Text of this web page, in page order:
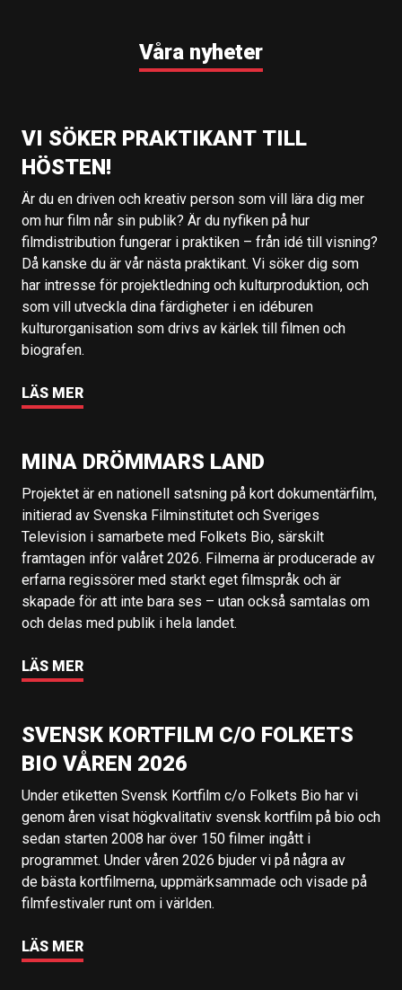
Våra nyheter
VI SÖKER PRAKTIKANT TILL
HÖSTEN!
Är du en driven och kreativ person som vill lära dig mer
om hur film når sin publik? Är du nyfiken på hur
filmdistribution fungerar i praktiken – från idé till visning?
Då kanske du är vår nästa praktikant. Vi söker dig som
har intresse för projektledning och kulturproduktion, och
som vill utveckla dina färdigheter i en idéburen
kulturorganisation som drivs av kärlek till filmen och
biografen.
LÄS MER
MINA DRÖMMARS LAND
Projektet är en nationell satsning på kort dokumentärfilm,
initierad av Svenska Filminstitutet och Sveriges
Television i samarbete med Folkets Bio, särskilt
framtagen inför valåret 2026. Filmerna är producerade av
erfarna regissörer med starkt eget filmspråk och är
skapade för att inte bara ses – utan också samtalas om
och delas med publik i hela landet.
LÄS MER
SVENSK KORTFILM C/O FOLKETS
BIO VÅREN 2026
Under etiketten Svensk Kortfilm c/o Folkets Bio har vi
genom åren visat högkvalitativ svensk kortfilm på bio och
sedan starten 2008 har över 150 filmer ingått i
programmet. Under våren 2026 bjuder vi på några av
de bästa kortfilmerna, uppmärksammade och visade på
filmfestivaler runt om i världen.
LÄS MER